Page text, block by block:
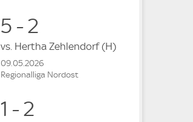
5 - 2
vs. Hertha Zehlendorf(H)
09.05.2026
Regionalliga Nordost
1 - 2